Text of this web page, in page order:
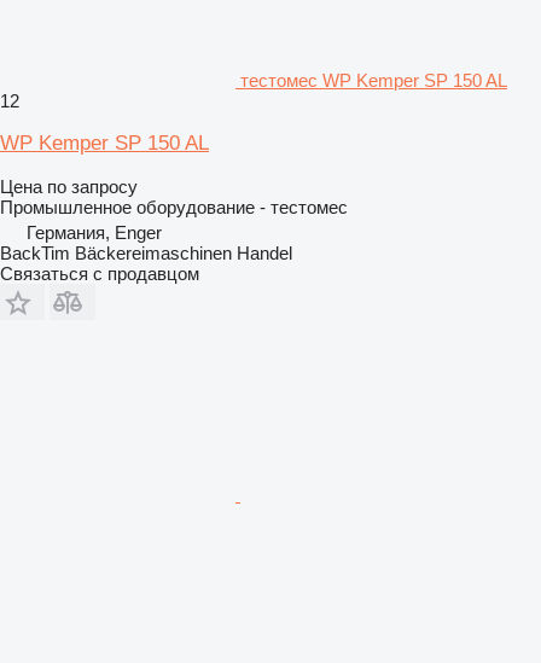
тестомес WP Kemper SP 150 AL
12
WP Kemper SP 150 AL
Цена по запросу
Промышленное оборудование - тестомес
Германия, Enger
BackTim Bäckereimaschinen Handel
Связаться с продавцом